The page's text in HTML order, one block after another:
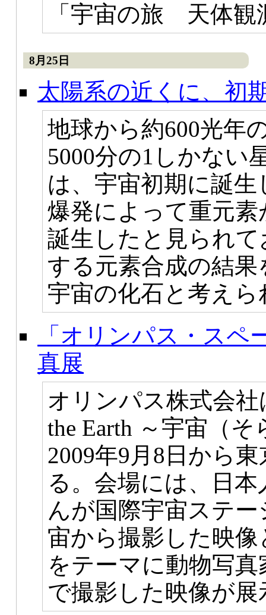
「宇宙の旅 天体観
8月25日
太陽系の近くに、初
地球から約600光年
5000分の1しかない
は、宇宙初期に誕
爆発によって重元
誕生したと見られ
する元素合成の結
宇宙の化石と考え
「オリンパス・ス
真展
オリンパス株式会社
the Earth ～宇宙（
2009年9月8日から
る。会場には、日
んが国際宇宙ステ
宙から撮影した映
をテーマに動物写
で撮影した映像が